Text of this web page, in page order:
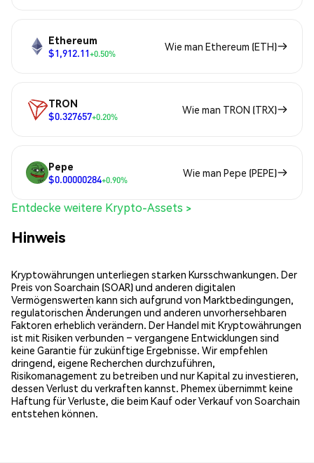
Ethereum
$1,912.11+0.50%
Wie man Ethereum (ETH)
TRON
$0.327657+0.20%
Wie man TRON (TRX)
Pepe
$0.00000284+0.90%
Wie man Pepe (PEPE)
Entdecke weitere Krypto-Assets >
Hinweis
Kryptowährungen unterliegen starken Kursschwankungen. Der
Preis von Soarchain (SOAR) und anderen digitalen
Vermögenswerten kann sich aufgrund von Marktbedingungen,
regulatorischen Änderungen und anderen unvorhersehbaren
Faktoren erheblich verändern. Der Handel mit Kryptowährungen
ist mit Risiken verbunden – vergangene Entwicklungen sind
keine Garantie für zukünftige Ergebnisse. Wir empfehlen
dringend, eigene Recherchen durchzuführen,
Risikomanagement zu betreiben und nur Kapital zu investieren,
dessen Verlust du verkraften kannst. Phemex übernimmt keine
Haftung für Verluste, die beim Kauf oder Verkauf von Soarchain
entstehen können.